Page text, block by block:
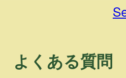
よくある質問